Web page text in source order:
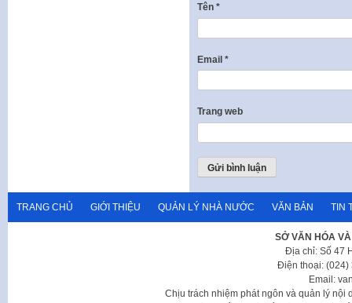
Tên *
Email *
Trang web
TRANG CHỦ GIỚI THIỆU QUẢN LÝ NHÀ NƯỚC VĂN BẢN TIN
SỞ VĂN HÓA
Địa chỉ: Số 47
Điện thoại: (024)
Email:
Chịu trách nhiệm phát ngôn và quản lý nội